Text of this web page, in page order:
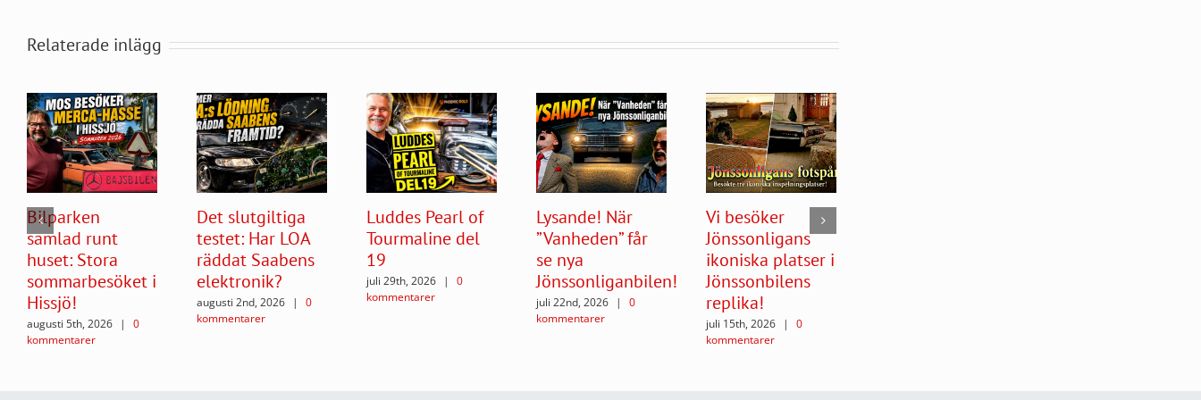
Relaterade inlägg
Bilparken
samlad runt
huset: Stora
sommarbesöket i
Hissjö!
augusti 5th, 2026 |
0
kommentarer
Det slutgiltiga
testet: Har LOA
räddat Saabens
elektronik?
augusti 2nd, 2026 |
0
kommentarer
Luddes Pearl of
Tourmaline del
19
juli 29th, 2026 |
0
kommentarer
Lysande! När
”Vanheden” får
se nya
Jönssonliganbilen!
juli 22nd, 2026 |
0
kommentarer
Vi besöker
Jönssonligans
ikoniska platser i
Jönssonbilens
replika!
juli 15th, 2026 |
0
kommentarer